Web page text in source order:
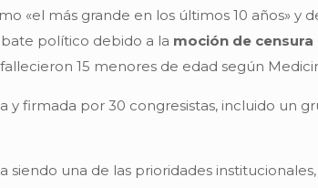
«el más grande en los últimos 10 años» y
político debido a la moción de censura
15 menores de edad según
firmada por 30 congresistas, incluido un
una de las prioridades